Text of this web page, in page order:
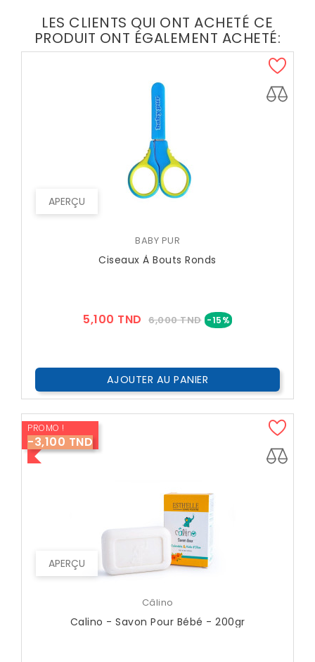
LES CLIENTS QUI ONT ACHETÉ CE
PRODUIT ONT ÉGALEMENT ACHETÉ:
APERÇU
BABY PUR
Ciseaux À Bouts Ronds
5,100 TND Prix
6,000 TND -15%Prix
AJOUTER AU PANIER
APERÇU
PROMO !
-3,100 TND
Câlino
Calino - Savon Pour Bébé - 200gr